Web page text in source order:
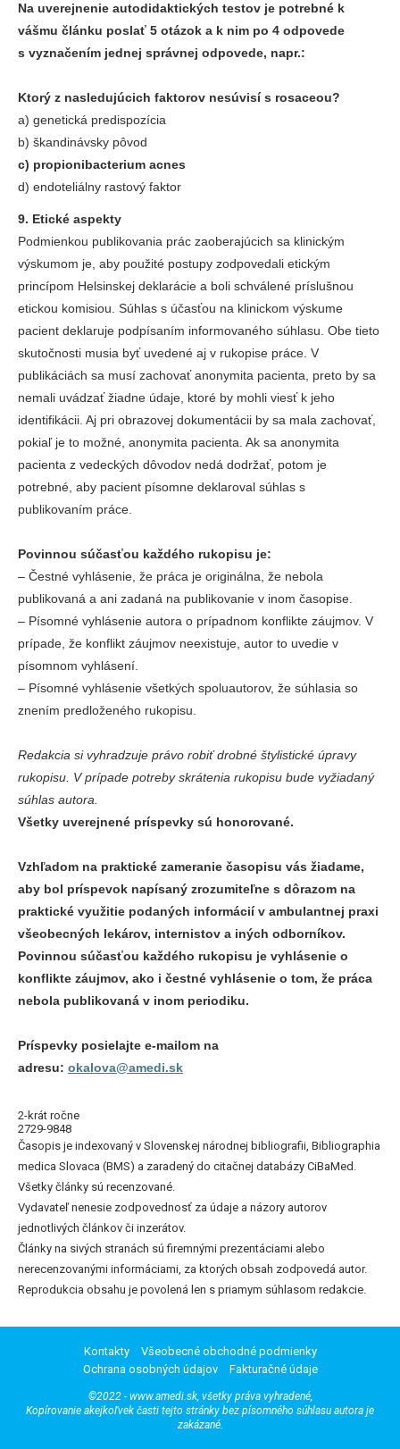
Na uverejnenie autodidaktických testov je potrebné k
vášmu článku poslať 5 otázok a k nim po 4 odpovede
s vyznačením jednej správnej odpovede, napr.:
Ktorý z nasledujúcich faktorov nesúvisí s rosaceou?
a) genetická predispozícia
b) škandinávsky pôvod
c) propionibacterium acnes
d) endoteliálny rastový faktor
9. Etické aspekty
Podmienkou publikovania prác zaoberajúcich sa klinickým
výskumom je, aby použité postupy zodpovedali etickým
princípom Helsinskej deklarácie a boli schválené príslušnou
etickou komisiou. Súhlas s účasťou na klinickom výskume
pacient deklaruje podpísaním informovaného súhlasu. Obe tieto
skutočnosti musia byť uvedené aj v rukopise práce. V
publikáciách sa musí zachovať anonymita pacienta, preto by sa
nemali uvádzať žiadne údaje, ktoré by mohli viesť k jeho
identifikácii. Aj pri obrazovej dokumentácii by sa mala zachovať,
pokiaľ je to možné, anonymita pacienta. Ak sa anonymita
pacienta z vedeckých dôvodov nedá dodržať, potom je
potrebné, aby pacient písomne deklaroval súhlas s
publikovaním práce.
Povinnou súčasťou každého rukopisu je:
‒ Čestné vyhlásenie, že práca je originálna, že nebola
publikovaná a ani zadaná na publikovanie v inom časopise.
‒ Písomné vyhlásenie autora o prípadnom konflikte záujmov. V
prípade, že konflikt záujmov neexistuje, autor to uvedie v
písomnom vyhlásení.
‒ Písomné vyhlásenie všetkých spoluautorov, že súhlasia so
znením predloženého rukopisu.
Redakcia si vyhradzuje právo robiť drobné štylistické úpravy
rukopisu. V prípade potreby skrátenia rukopisu bude vyžiadaný
súhlas autora.
Všetky uverejnené príspevky sú honorované.
Vzhľadom na praktické zameranie časopisu vás žiadame,
aby bol príspevok napísaný zrozumiteľne s dôrazom na
praktické využitie podaných informácií v ambulantnej praxi
všeobecných lekárov, internistov a iných odborníkov.
Povinnou súčasťou každého rukopisu je vyhlásenie o
konflikte záujmov, ako i čestné vyhlásenie o tom, že práca
nebola publikovaná v inom periodiku.
Príspevky posielajte e-mailom na
adresu: okalova@amedi.sk
2-krát ročne
2729-9848
Časopis je indexovaný v Slovenskej národnej bibliografii, Bibliographia
medica Slovaca (BMS) a zaradený do citačnej databázy CiBaMed.
Všetky články sú recenzované.
Vydavateľ nenesie zodpovednosť za údaje a názory autorov
jednotlivých článkov či inzerátov.
Články na sivých stranách sú firemnými prezentáciami alebo
nerecenzovanými informáciami, za ktorých obsah zodpovedá autor.
Reprodukcia obsahu je povolená len s priamym súhlasom redakcie.
Kontakty
Všeobecné obchodné podmienky
Ochrana osobných údajov
Fakturačné údaje
©2022 - www.amedi.sk, všetky práva vyhradené,
Kopírovanie akejkoľvek časti tejto stránky bez písomného súhlasu autora je
zakázané.